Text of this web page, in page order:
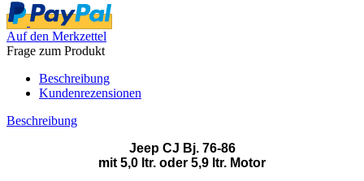
Auf den Merkzettel
Frage zum Produkt
Beschreibung
Kundenrezensionen
Beschreibung
Jeep CJ Bj. 76-86
mit 5,0 ltr. oder 5,9 ltr. Motor